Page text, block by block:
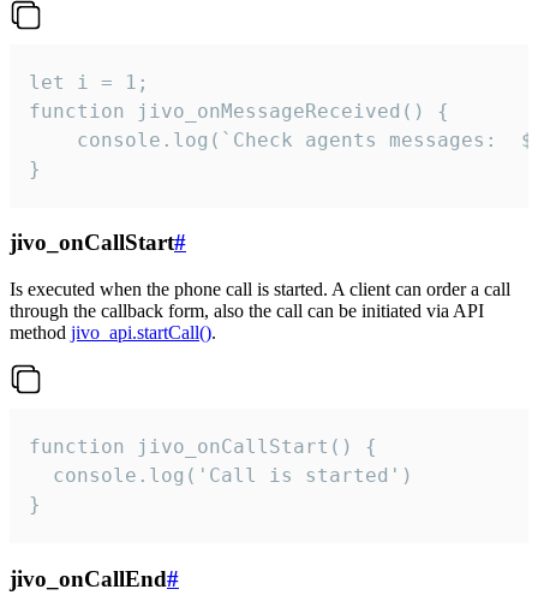
let i = 1;
function jivo_onMessageReceived() {
}
jivo_onCallStart#
Is executed when the phone call is started. A client can order a call
through the callback form, also the call can be initiated via API
method jivo_api.startCall().
function jivo_onCallStart() {
  console.log('Call is started')
}
jivo_onCallEnd#